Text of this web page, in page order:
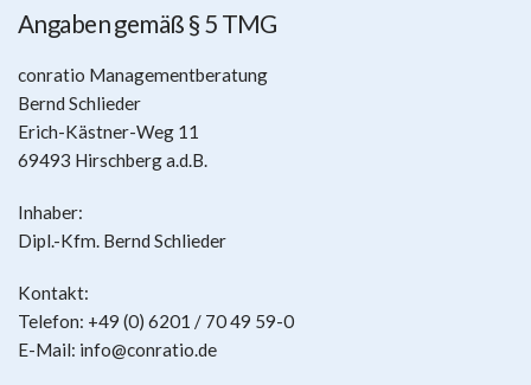
Angaben gemäß § 5 TMG
conratio Managementberatung
Bernd Schlieder
Erich-Kästner-Weg 11
69493 Hirschberg a.d.B.
Inhaber:
Dipl.-Kfm. Bernd Schlieder
Kontakt:
Telefon: +49 (0) 6201 / 70 49 59-0
E-Mail: info@conratio.de